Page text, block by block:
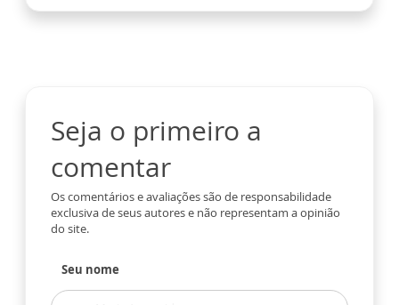
Seja o primeiro a
comentar
Os comentários e avaliações são de responsabilidade
exclusiva de seus autores e não representam a opinião
do site.
Seu nome